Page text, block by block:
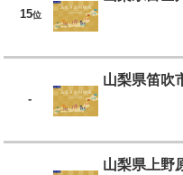
15位
-
山梨県笛吹
山梨県上野